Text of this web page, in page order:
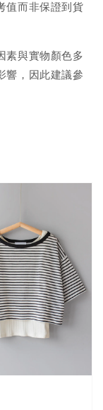
值而非保證到貨
素與實物顏色多
響，因此建議參